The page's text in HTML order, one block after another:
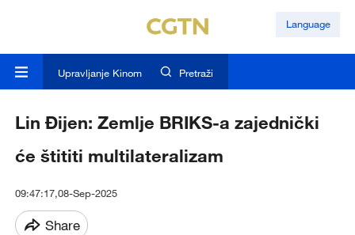
Language
Upravljanje Kinom Pretraži
Lin Đijen: Zemlje BRIKS-a zajednički
će štititi multilateralizam
09:47:17,08-Sep-2025
Share